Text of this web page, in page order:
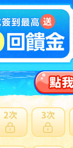
拍賣編號
商品新舊
自動延長
認証限制
提前結束
可否退貨